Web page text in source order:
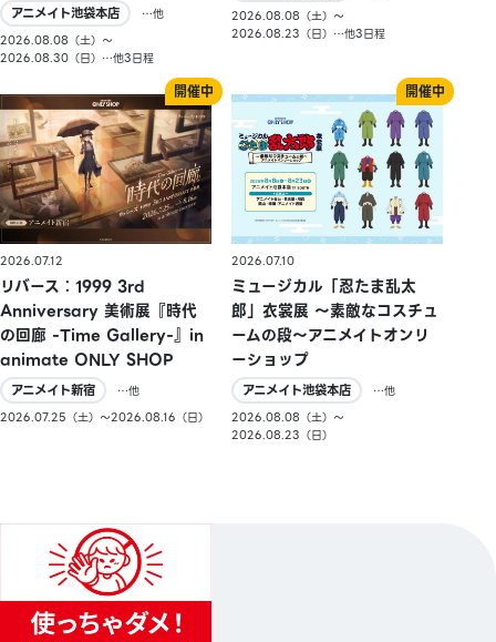
アニメイト池袋本店
…他
2026.08.08（土）〜
2026.08.30（日）…他3日程
2026.08.08（土）〜
2026.08.23（日）…他3日程
2026.07.12
リバース：1999 3rd
Anniversary 美術展『時代
の回廊 -Time Gallery-』in
animate ONLY SHOP
アニメイト新宿
…他
2026.07.25（土）〜2026.08.16（日）
2026.07.10
ミュージカル「忍たま乱太
郎」衣裳展 ～素敵なコスチュ
ームの段～アニメイトオンリ
ーショップ
アニメイト池袋本店
…他
2026.08.08（土）〜
2026.08.23（日）